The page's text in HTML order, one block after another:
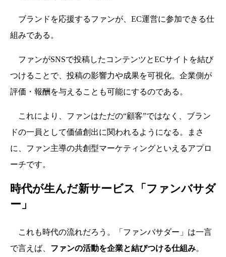
ブランドを応援するファンが、EC運営に参加できる仕
組みである。
ファンがSNSで投稿したコンテンツとECサイトを結び
つけることで、投稿の影響力や成果を可視化。企業側が
評価・報酬を与えることも可能にするのである。
これにより、ファンはただの“顧客”ではなく、ブラン
ドの一員として価値創出に関われるようになる。まさ
に、ファン主導の共創型マーケティングといえるアプロ
ーチです。
時代が生んだ新サービス「ファンバサダ
ー」
これも時代の流れだろう。「ファンバサダー」は一言
で言えば、 ファンの活動を企業と結びつける仕組み。